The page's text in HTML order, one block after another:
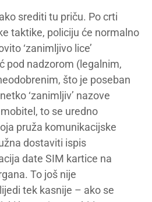
srediti tu priču. Po crti
taktike, policiju će normalno
‘zanimljivo lice’
pod nadzorom (legalnim,
što je poseban
‘zanimljiv’ nazove
to se uredno
pruža komunikacijske
dostaviti ispis
date SIM kartice na
To još nije
tek kasnije – ako se